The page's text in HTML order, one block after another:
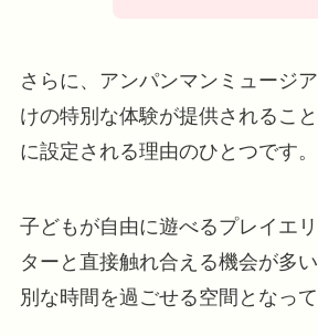
さらに、アンパンマンミュージ
けの特別な体験が提供されるこ
に設定される理由のひとつです。
子どもが自由に遊べるプレイエ
ターと直接触れ合える機会が多
別な時間を過ごせる空間となって